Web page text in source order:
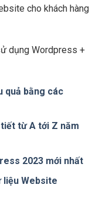
cho khách hàng
dụng Wordpress +
quả bằng các
từ A tới Z năm
2023 mới nhất
liệu Website